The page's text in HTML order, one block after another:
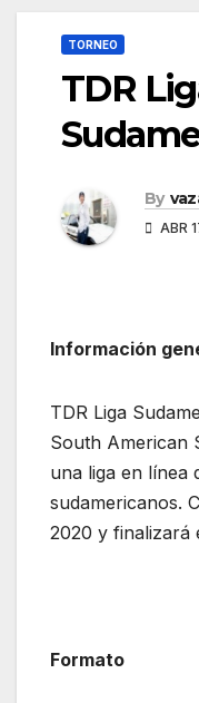
TORNEO
TDR
By
ABR
Información
TDR Liga
South American
una liga en línea
sudamericanos.
2020 y finalizará
Formato